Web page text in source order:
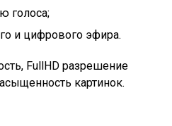
голоса;
и цифрового эфира.
FullHD разрешение
картинок.